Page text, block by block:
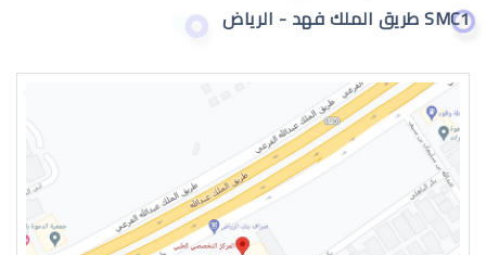
اسباب الماء الازرق بالعين
SMC1 طريق الملك فهد - الرياض